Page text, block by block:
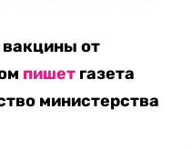
вакцины от
пишет газета
министерства